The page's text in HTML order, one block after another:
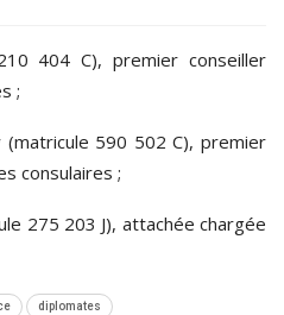
404 C), premier conseiller
;
(matricule 590 502 C), premier
consulaires ;
275 203 J), attachée chargée
diplomates